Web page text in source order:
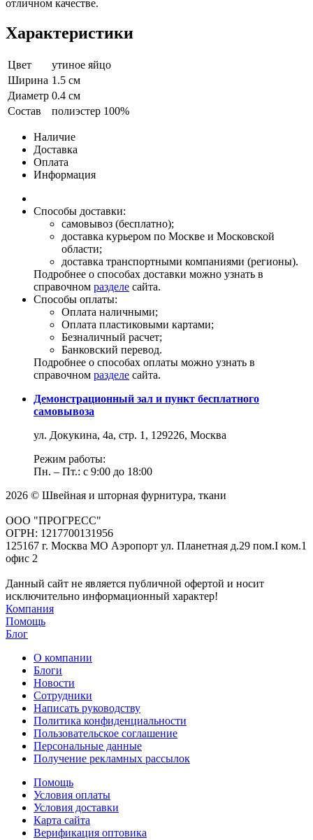
отличном качестве.
Характеристики
Цвет
утиное яйцо
Ширина 1.5 см
Диаметр 0.4 см
Состав
полиэстер 100%
Наличие
Доставка
Оплата
Информация
Способы доставки:
самовывоз (бесплатно);
доставка курьером по Москве и Московской
области;
доставка транспортными компаниями (регионы).
Подробнее о способах доставки можно узнать в
справочном разделе сайта.
Способы оплаты:
Оплата наличными;
Оплата пластиковыми картами;
Безналичный расчет;
Банковский перевод.
Подробнее о способах оплаты можно узнать в
справочном разделе сайта.
Демонстрационный зал и пункт бесплатного
самовывоза
ул. Докукина, 4а, стр. 1, 129226, Москва
Режим работы:
Пн. – Пт.: с 9:00 до 18:00
2026 © Швейная и шторная фурнитура, ткани
ООО "ПРОГРЕСС"
ОГРН: 1217700131956
125167 г. Москва МО Аэропорт ул. Планетная д.29 пом.I ком.1
офис 2
Данный сайт не является публичной офертой и носит
исключительно информационный характер!
Компания
Помощь
Блог
О компании
Блоги
Новости
Сотрудники
Написать руководству
Политика конфиденциальности
Пользовательское соглашение
Персональные данные
Получение рекламных рассылок
Помощь
Условия оплаты
Условия доставки
Карта сайта
Верификация оптовика